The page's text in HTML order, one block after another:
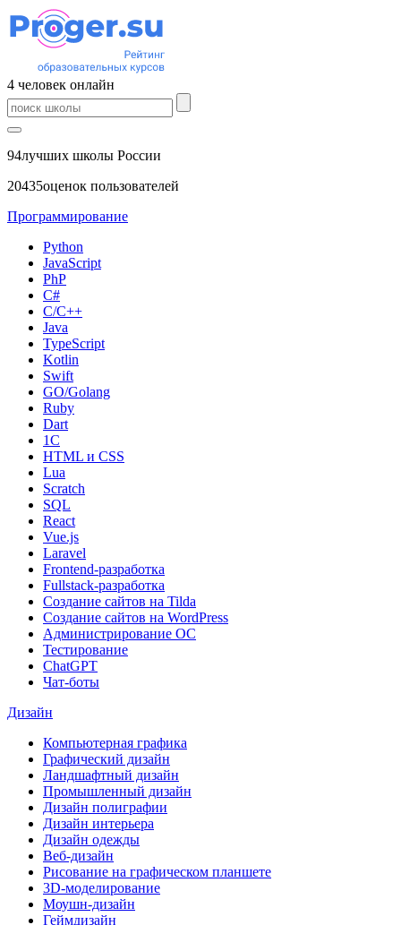
4 человек онлайн
94лучших школы России
20435оценок пользователей
Программирование
Python
JavaScript
PhP
C#
С/C++
Java
TypeScript
Kotlin
Swift
GO/Golang
Ruby
Dart
1С
HTML и CSS
Lua
Scratch
SQL
React
Vue.js
Laravel
Frontend-разработка
Fullstack-разработка
Создание сайтов на Tilda
Создание сайтов на WordPress
Администрирование ОС
Тестирование
ChatGPT
Чат-боты
Дизайн
Компьютерная графика
Графический дизайн
Ландшафтный дизайн
Промышленный дизайн
Дизайн полиграфии
Дизайн интерьера
Дизайн одежды
Веб-дизайн
Рисование на графическом планшете
3D-моделирование
Моушн-дизайн
Геймдизайн